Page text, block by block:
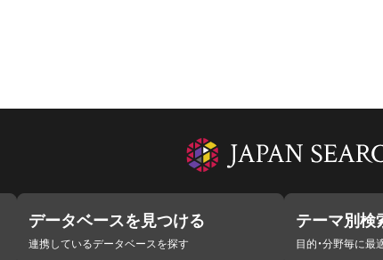
データベースを見つける
連携しているデータベースを探す
テーマ別検
目的・分野毎に最